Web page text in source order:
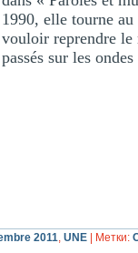
1990, elle tourne
vouloir reprendre le
passés sur les
2011, UNE Метки: